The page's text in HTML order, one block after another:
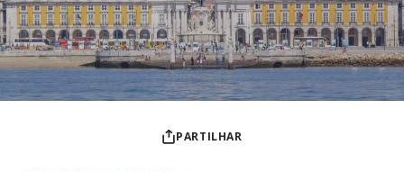
PARTILHAR